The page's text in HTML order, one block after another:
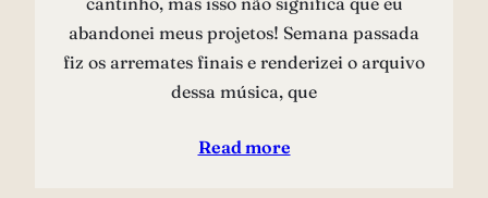
abandonei meus projetos! Semana passada
fiz os arremates finais e renderizei o arquivo
dessa música, que
Read more